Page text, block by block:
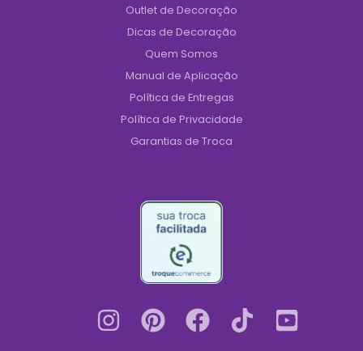
Outlet de Decoração
Dicas de Decoração
Quem Somos
Manual de Aplicação
Política de Entregas
Política de Privacidade
Garantias de Troca